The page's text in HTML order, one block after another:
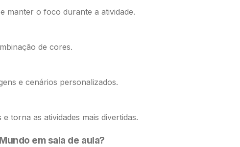
manter o foco durante a atividade.
de cores.
e cenários personalizados.
torna as atividades mais divertidas.
em sala de aula?